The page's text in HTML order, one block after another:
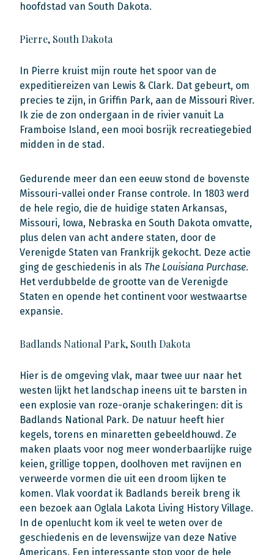
hoofdstad van South Dakota.
Pierre, South Dakota
In Pierre kruist mijn route het spoor van de
expeditiereizen van Lewis & Clark. Dat gebeurt, om
precies te zijn, in Griffin Park, aan de Missouri River.
Ik zie de zon ondergaan in de rivier vanuit La
Framboise Island, een mooi bosrijk recreatiegebied
midden in de stad.
Gedurende meer dan een eeuw stond de bovenste
Missouri-vallei onder Franse controle. In 1803 werd
de hele regio, die de huidige staten Arkansas,
Missouri, Iowa, Nebraska en South Dakota omvatte,
plus delen van acht andere staten, door de
Verenigde Staten van Frankrijk gekocht. Deze actie
ging de geschiedenis in als The Louisiana Purchase.
Het verdubbelde de grootte van de Verenigde
Staten en opende het continent voor westwaartse
expansie.
Badlands National Park, South Dakota
Hier is de omgeving vlak, maar twee uur naar het
westen lijkt het landschap ineens uit te barsten in
een explosie van roze-oranje schakeringen: dit is
Badlands National Park. De natuur heeft hier
kegels, torens en minaretten gebeeldhouwd. Ze
maken plaats voor nog meer wonderbaarlijke ruige
keien, grillige toppen, doolhoven met ravijnen en
verweerde vormen die uit een droom lijken te
komen. Vlak voordat ik Badlands bereik breng ik
een bezoek aan Oglala Lakota Living History Village.
In de openlucht kom ik veel te weten over de
geschiedenis en de levenswijze van deze Native
Americans. Een interessante stop voor de hele